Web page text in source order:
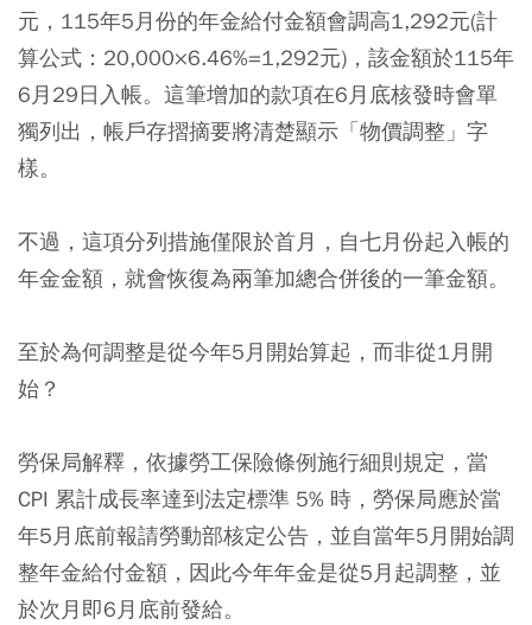
元，115年5月份的年金給付金額會調高1,292元(計
算公式：20,000×6.46%=1,292元)，該金額於115年
6月29日入帳。 這筆增加的款項在6月底核發時會單
獨列出，帳戶存摺摘要將清楚顯示「物價調整」字
樣。
不過，這項分列措施僅限於首月，自七月份起入帳的
年金金額，就會恢復為兩筆加總合併後的一筆金額。
至於為何調整是從今年5月開始算起，而非從1月開
始？
勞保局解釋，依據勞工保險條例施行細則規定，當
CPI 累計成長率達到法定標準 5% 時，勞保局應於當
年5月底前報請勞動部核定公告，並自當年5月開始調
整年金給付金額，因此今年年金是從5月起調整，並
於次月即6月底前發給。